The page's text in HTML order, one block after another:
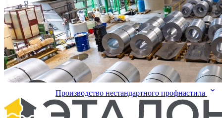
Производство нестандартного профнастила